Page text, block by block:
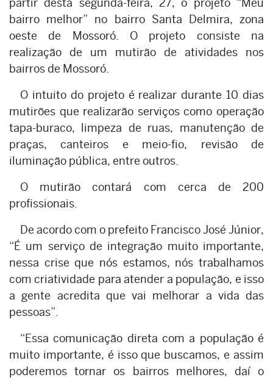
partir desta segunda-feira, 27, o projeto “Meu
bairro melhor” no bairro Santa Delmira, zona
oeste de Mossoró. O projeto consiste na
realização de um mutirão de atividades nos
bairros de Mossoró.
O intuito do projeto é realizar durante 10 dias
mutirões que realizarão serviços como operação
tapa-buraco, limpeza de ruas, manutenção de
praças, canteiros e meio-fio, revisão de
iluminação pública, entre outros.
O mutirão contará com cerca de 200
profissionais.
De acordo com o prefeito Francisco José Júnior,
“É um serviço de integração muito importante,
nessa crise que nós estamos, nós trabalhamos
com criatividade para atender a população, e isso
a gente acredita que vai melhorar a vida das
pessoas”.
“Essa comunicação direta com a população é
muito importante, é isso que buscamos, e assim
poderemos tornar os bairros melhores, daí o